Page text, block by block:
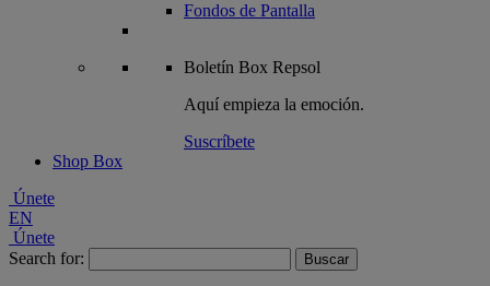
Fondos de Pantalla
Boletín Box Repsol
Aquí empieza la emoción.
Suscríbete
Shop Box
Únete
EN
Únete
Search for: